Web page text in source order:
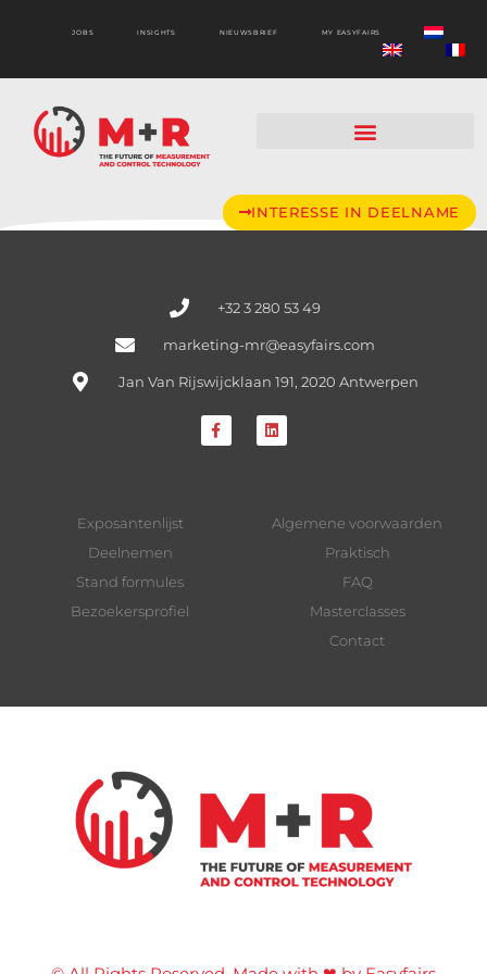
JOBS INSIGHTS NIEUWSBRIEF MY EASYFAIRS
INTERESSE IN DEELNAME
+32 3 280 53 49
marketing-mr@easyfairs.com
Jan Van Rijswijcklaan 191, 2020 Antwerpen
Exposantenlijst
Deelnemen
Stand formules
Bezoekersprofiel
Algemene voorwaarden
Praktisch
FAQ
Masterclasses
Contact